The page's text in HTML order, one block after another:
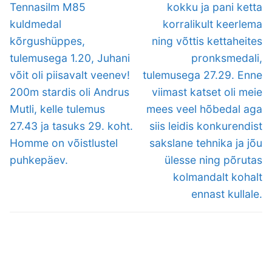
Tennasilm M85
kuldmedal
kõrgushüppes,
tulemusega 1.20, Juhani
võit oli piisavalt veenev!
200m stardis oli Andrus
Mutli, kelle tulemus
27.43 ja tasuks 29. koht.
Homme on võistlustel
puhkepäev.
kokku ja pani ketta
korralikult keerlema
ning võttis kettaheites
pronksmedali,
tulemusega 27.29. Enne
viimast katset oli meie
mees veel hõbedal aga
siis leidis konkurendist
sakslane tehnika ja jõu
ülesse ning põrutas
kolmandalt kohalt
ennast kullale.